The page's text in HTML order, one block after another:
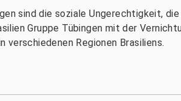
sind die soziale Ungerechtigkeit,
Gruppe Tübingen mit der
verschiedenen Regionen Brasiliens.